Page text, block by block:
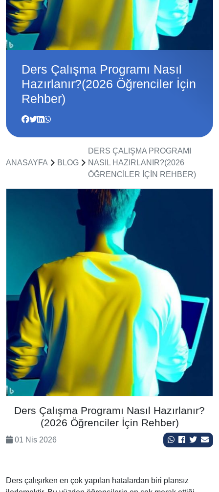
Ders Çalışma Programı Nasıl
Hazırlanır?(2026 Öğrenciler İçin
Rehber)
ANASAYFA BLOG
DERS ÇALIŞMA PROGRAMI
NASIL HAZIRLANIR?(2026
ÖĞRENCILER İÇIN REHBER)
Ders Çalışma Programı Nasıl Hazırlanır?
(2026 Öğrenciler İçin Rehber)
01 Nis 2026
Ders çalışırken en çok yapılan hatalardan biri plansız